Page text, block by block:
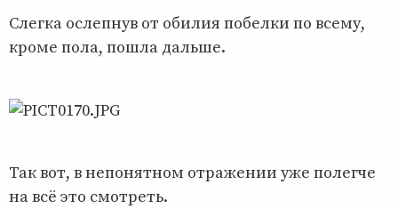
Слегка ослепнув от обилия побелки по всему,
кроме пола, пошла дальше.
Так вот, в непонятном отражении уже полегче
на всё это смотреть.